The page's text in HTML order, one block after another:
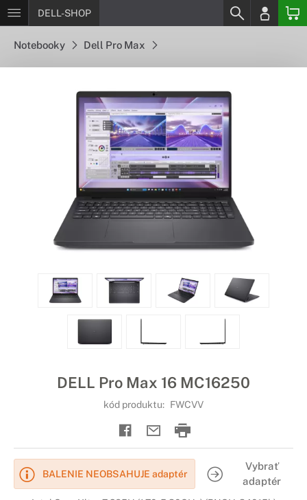
DELL-SHOP
Notebooky Dell Pro Max
DELL Pro Max 16 MC16250
kód produktu: FWCVV
BALENIE NEOBSAHUJE adaptér
Vybrať
adaptér